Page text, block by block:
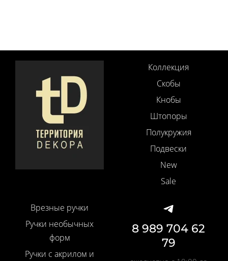
Коллекция
Скобы
Кнобы
Штопоры
Полукружия
Подвески
New
Sale
Врезные ручки
Ручки необычных
форм
Ручки с акрилом и
8 989 704 62
79